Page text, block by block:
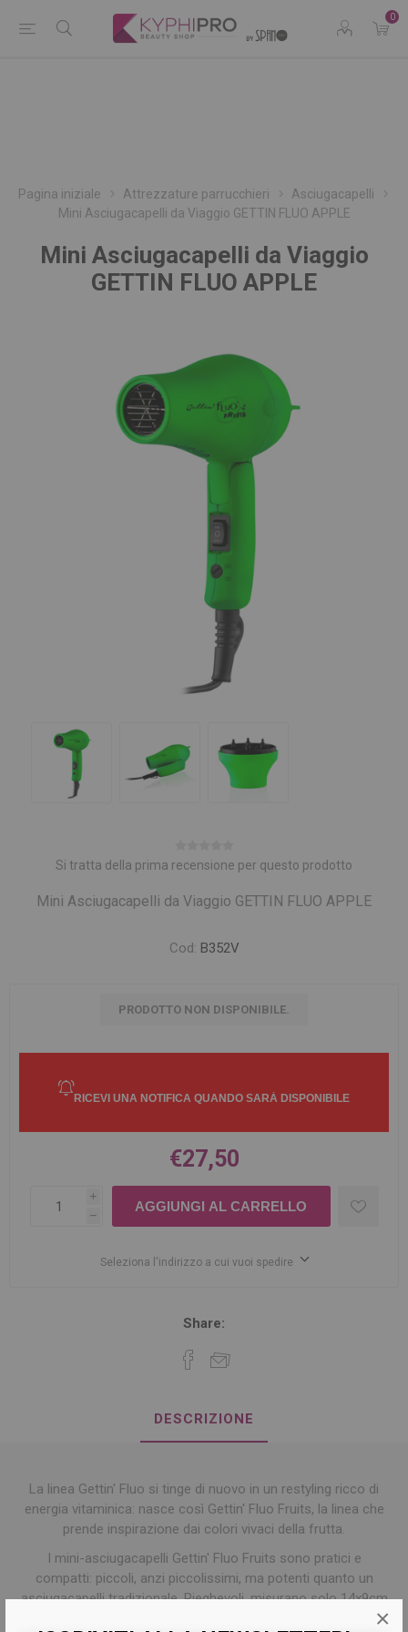
×
0
Pagina iniziale Attrezzature parrucchieri
Asciugacapelli
Mini Asciugacapelli da Viaggio GETTIN FLUO APPLE
Mini Asciugacapelli da Viaggio
GETTIN FLUO APPLE
Si tratta della prima recensione per questo prodotto
Mini Asciugacapelli da Viaggio GETTIN FLUO APPLE
Cod: B352V
PRODOTTO NON DISPONIBILE.
€27,50
i
h
Seleziona l'indirizzo a cui vuoi spedire
Share:
DESCRIZIONE
La linea Gettin' Fluo si tinge di nuovo in un restyling ricco di
energia vitaminica: nasce così Gettin' Fluo Fruits, la linea che
prende inspirazione dai colori vivaci della frutta.
I mini-asciugacapelli Gettin' Fluo Fruits sono pratici e
compatti: piccoli, anzi piccolissimi, ma potenti quanto un
asciugacapelli tradizionale. Pieghevoli, misurano solo 14x9cm